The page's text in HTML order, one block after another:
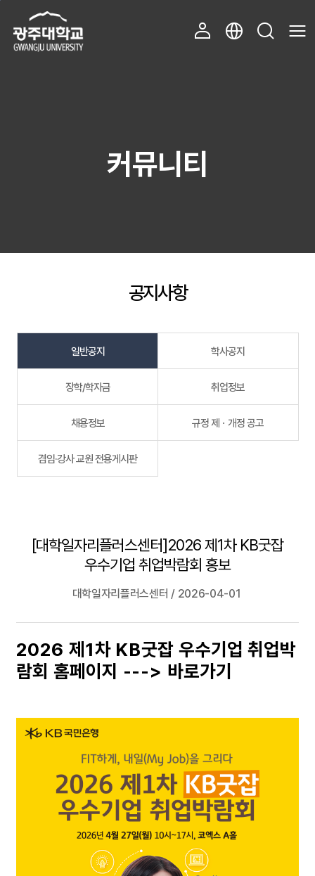
커뮤니티
공지사항
일반공지 학사공지
장학/학자금 취업정보
채용정보 규정 제ㆍ개정 공고
겸임·강사 교원 전용게시판
[대학일자리플러스센터]2026 제1차 KB굿잡
우수기업 취업박람회 홍보
대학일자리플러스센터 / 2026-04-01
2026 제1차 KB굿잡 우수기업 취업박
람회 홈페이지 ---> 바로가기